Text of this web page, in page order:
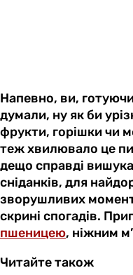
Напевно, ви,
думали, ну як би
фрукти, горішки чи
теж хвилювало це
дещо справді
сніданків, для
зворушливих
скрині спогадів.
пшеницею, ніжним
Читайте також